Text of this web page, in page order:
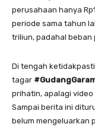
perusahaan hanya
periode sama tahun
triliun, padahal beban
Di tengah
tagar
prihatin, apalagi video
Sampai berita ini
belum mengeluarkan